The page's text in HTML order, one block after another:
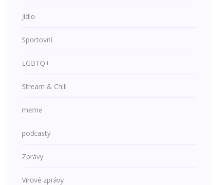
Jídlo
Sportovní
LGBTQ+
Stream & Chill
meme
podcasty
Zprávy
Virové zprávy